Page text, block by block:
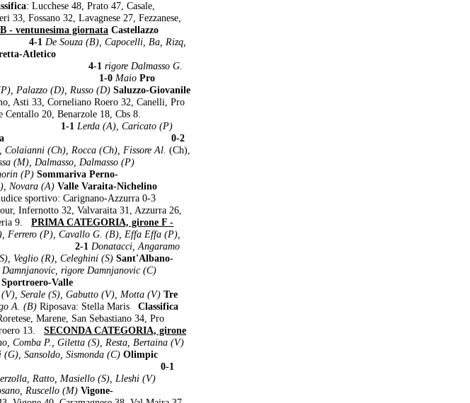
: Lucchese 48, Prato 47, Casale,
33, Fossano 32, Lavagnese 27, Fezzanese,
- ventunesima giornata Castellazzo
4-1 De Souza (B), Capocelli, Ba, Rizq,
Atletico
4-1 rigore Dalmasso G.
1-0 Maio Pro
Palazzo (D), Russo (D) Saluzzo-Giovanile
Asti 33, Corneliano Roero 32, Canelli, Pro
20, Benarzole 18, Cbs 8.
1-1 Lerda (A), Caricato (P)
Villafranca 0-2
Colaianni (Ch), Rocca (Ch), Fissore Al. (Ch),
(M), Dalmasso, Dalmasso (P)
(P) Sommariva Perno-
Novara (A) Valle Varaita-Nichelino
sportivo: Carignano-Azzurra 0-3
Infernotto 32, Valvaraita 31, Azzurra 26,
9.PRIMA CATEGORIA, girone F -
Ferrero (P), Cavallo G. (B), Effa Effa (P),
2-1 Donatacci, Angaramo
Veglio (R), Celeghini (S) Sant'Albano-
rigore Damnjanovic (C)
Sportroero-Valle
Serale (S), Gabutto (V), Motta (V) Tre
A. (B) Riposava: Stella MarisClassifica
Marene, San Sebastiano 34, Pro
13.SECONDA CATEGORIA, girone
Comba P., Giletta (S), Resta, Bertaina (V)
Sansoldo, Sismonda (C) Olimpic
Val Maira 0-1
Ratto, Masiello (S), Lleshi (V)
Ruscello (M) Vigone-